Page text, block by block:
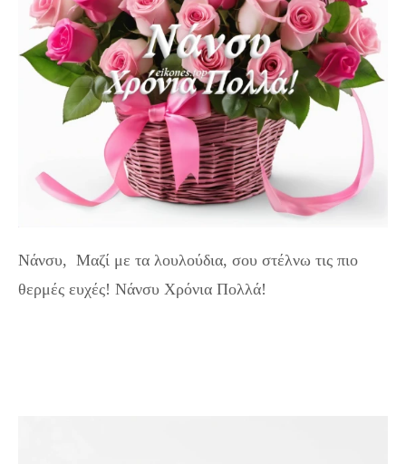
Νάνσυ, Μαζί με τα λουλούδια, σου στέλνω τις πιο
θερμές ευχές! Νάνσυ Χρόνια Πολλά!